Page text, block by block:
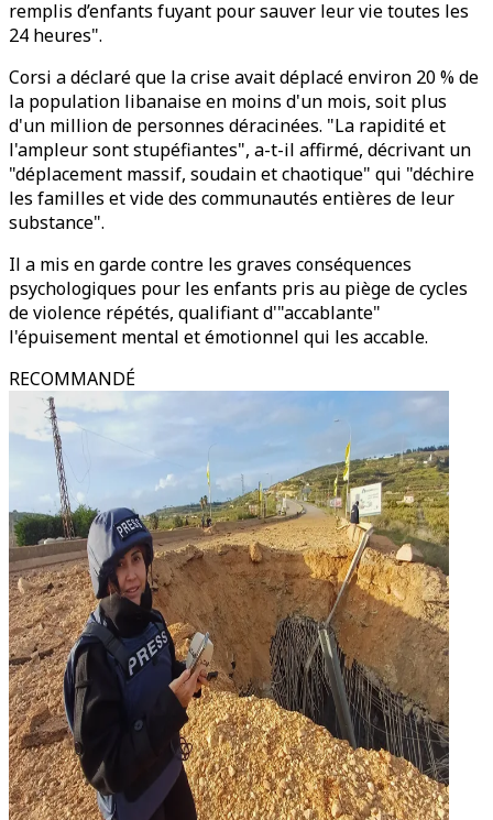
remplis d’enfants fuyant pour sauver leur vie toutes les
24 heures".
Corsi a déclaré que la crise avait déplacé environ 20 % de
la population libanaise en moins d'un mois, soit plus
d'un million de personnes déracinées. "La rapidité et
l'ampleur sont stupéfiantes", a-t-il affirmé, décrivant un
"déplacement massif, soudain et chaotique" qui "déchire
les familles et vide des communautés entières de leur
substance".
Il a mis en garde contre les graves conséquences
psychologiques pour les enfants pris au piège de cycles
de violence répétés, qualifiant d'"accablante"
l'épuisement mental et émotionnel qui les accable.
RECOMMANDÉ